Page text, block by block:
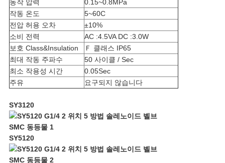
동작 압력
0.15~0.8MPa
작동 온도
5~60C
전압 허용 오차
±10%
소비 전력
AC :4.5VA DC :3.0W
보호 Class&Insulation
Ｆ 클래스 IP65
최대 작동 주파수
50 사이클 / Sec
최소 작용성 시간
0.05Sec
주유
요구되지 않습니다
SY3120
SY5120